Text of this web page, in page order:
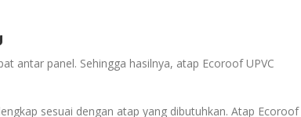
antar panel. Sehingga hasilnya, atap Ecoroof UPVC
sesuai dengan atap yang dibutuhkan. Atap Ecoroof